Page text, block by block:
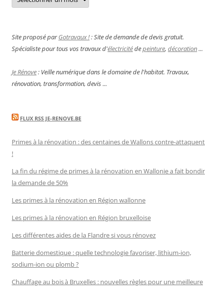
Site proposé parGotravaux !: Site de demande de devis gratuit.
Spécialiste pour tous vos travaux d'électricitédepeinture, décoration...
Je Rénove: Veille numérique dans le domaine de l'habitat. Travaux,
rénovation, transformation, devis ...
FLUX RSS JE-RENOVE.BE
Primes à la rénovation : des centaines de Wallons contre-attaquent
!
La fin du régime de primes à la rénovation en Wallonie a fait bondir
la demande de 50%
Les primes à la rénovation en Région wallonne
Les primes à la rénovation en Région bruxelloise
Les différentes aides de la Flandre si vous rénovez
Batterie domestique : quelle technologie favoriser, lithium-ion,
sodium-ion ou plomb ?
Chauffage au bois à Bruxelles : nouvelles règles pour une meilleure